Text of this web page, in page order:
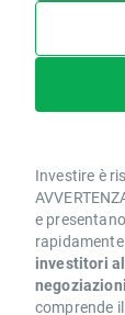
Investire è
e
investitori
comprende